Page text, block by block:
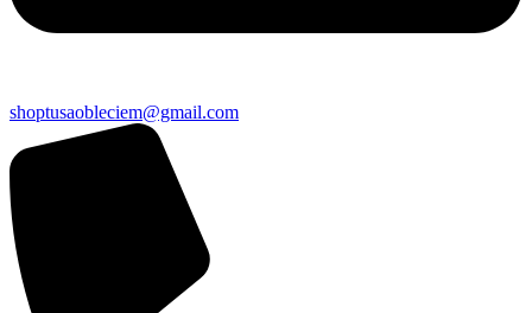
shoptusaobleciem@gmail.com